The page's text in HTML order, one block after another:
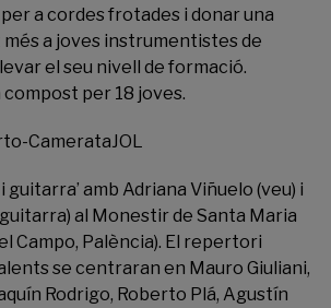
a cordes frotades i donar una
a joves instrumentistes de
el seu nivell de formació.
per 18 joves.
i guitarra’ amb Adriana Viñuelo (veu) i
al Monestir de Santa Maria
Campo, Palència). El repertori
se centraran en Mauro Giuliani,
Rodrigo, Roberto Plá, Agustín